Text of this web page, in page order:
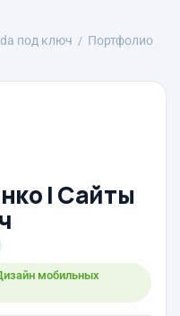
под ключ
Портфолио
| Сайты
мобильных